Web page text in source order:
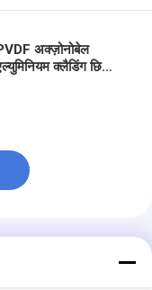
अक्ज़ोनोबेल
क्लैडिंग छिद्रित